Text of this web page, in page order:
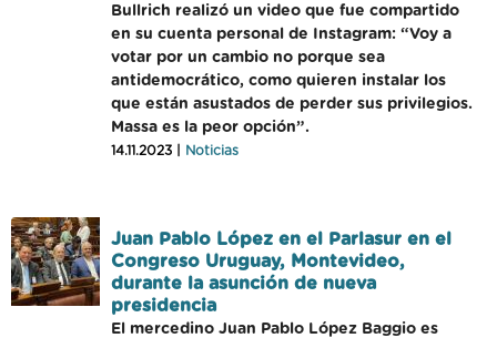
Bullrich realizó un video que fue compartido
en su cuenta personal de Instagram: “Voy a
votar por un cambio no porque sea
antidemocrático, como quieren instalar los
que están asustados de perder sus privilegios.
Massa es la peor opción”.
14.11.2023 | Noticias
Juan Pablo López en el Parlasur en el
Congreso Uruguay, Montevideo,
durante la asunción de nueva
presidencia
El mercedino Juan Pablo López Baggio es